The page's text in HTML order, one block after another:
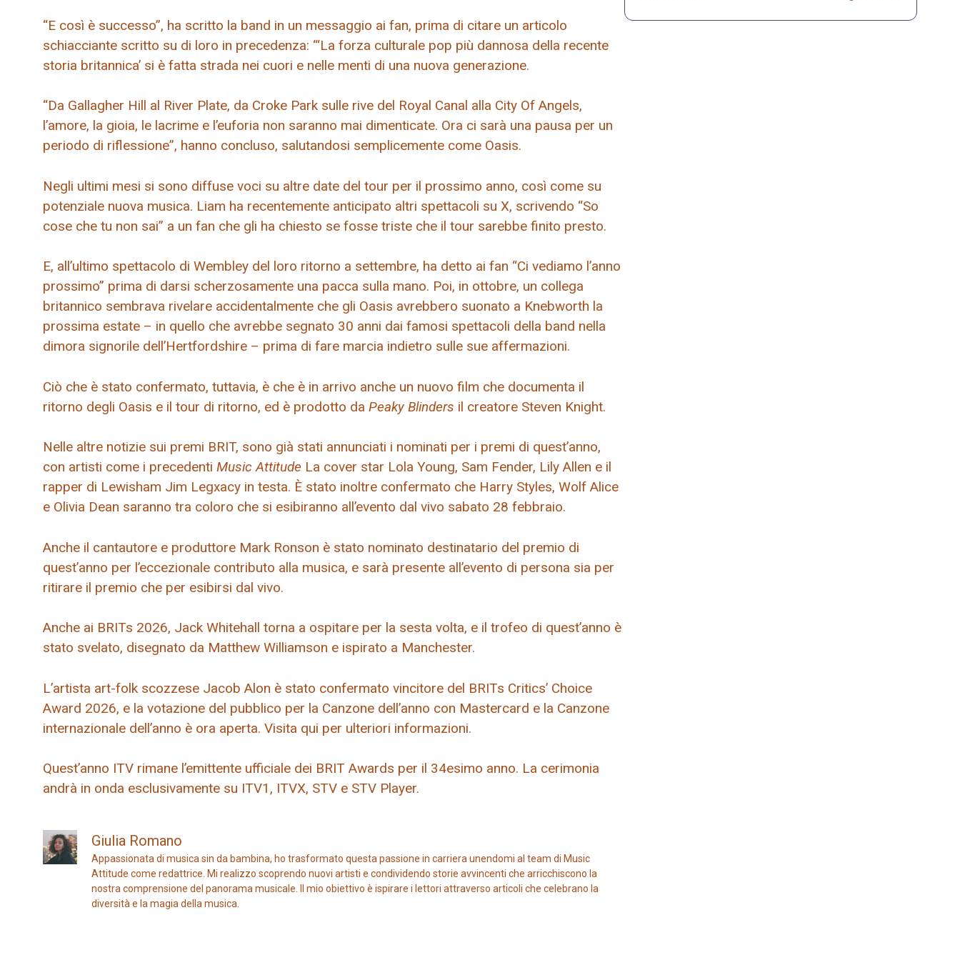
“E così è successo”, ha scritto la band in un messaggio ai fan, prima di citare un articolo
schiacciante scritto su di loro in precedenza: “‘La forza culturale pop più dannosa della recente
storia britannica’ si è fatta strada nei cuori e nelle menti di una nuova generazione.
“Da Gallagher Hill al River Plate, da Croke Park sulle rive del Royal Canal alla City Of Angels,
l’amore, la gioia, le lacrime e l’euforia non saranno mai dimenticate. Ora ci sarà una pausa per un
periodo di riflessione”, hanno concluso, salutandosi semplicemente come Oasis.
Negli ultimi mesi si sono diffuse voci su altre date del tour per il prossimo anno, così come su
potenziale nuova musica. Liam ha recentemente anticipato altri spettacoli su X, scrivendo “So
cose che tu non sai” a un fan che gli ha chiesto se fosse triste che il tour sarebbe finito presto.
E, all’ultimo spettacolo di Wembley del loro ritorno a settembre, ha detto ai fan “Ci vediamo l’anno
prossimo” prima di darsi scherzosamente una pacca sulla mano. Poi, in ottobre, un collega
britannico sembrava rivelare accidentalmente che gli Oasis avrebbero suonato a Knebworth la
prossima estate – in quello che avrebbe segnato 30 anni dai famosi spettacoli della band nella
dimora signorile dell’Hertfordshire – prima di fare marcia indietro sulle sue affermazioni.
Ciò che è stato confermato, tuttavia, è che è in arrivo anche un nuovo film che documenta il
ritorno degli Oasis e il tour di ritorno, ed è prodotto da Peaky Blinders il creatore Steven Knight.
Nelle altre notizie sui premi BRIT, sono già stati annunciati i nominati per i premi di quest’anno,
con artisti come i precedenti Music Attitude La cover star Lola Young, Sam Fender, Lily Allen e il
rapper di Lewisham Jim Legxacy in testa. È stato inoltre confermato che Harry Styles, Wolf Alice
e Olivia Dean saranno tra coloro che si esibiranno all’evento dal vivo sabato 28 febbraio.
Anche il cantautore e produttore Mark Ronson è stato nominato destinatario del premio di
quest’anno per l’eccezionale contributo alla musica, e sarà presente all’evento di persona sia per
ritirare il premio che per esibirsi dal vivo.
Anche ai BRITs 2026, Jack Whitehall torna a ospitare per la sesta volta, e il trofeo di quest’anno è
stato svelato, disegnato da Matthew Williamson e ispirato a Manchester.
L’artista art-folk scozzese Jacob Alon è stato confermato vincitore del BRITs Critics’ Choice
Award 2026, e la votazione del pubblico per la Canzone dell’anno con Mastercard e la Canzone
internazionale dell’anno è ora aperta. Visita qui per ulteriori informazioni.
Quest’anno ITV rimane l’emittente ufficiale dei BRIT Awards per il 34esimo anno. La cerimonia
andrà in onda esclusivamente su ITV1, ITVX, STV e STV Player.
Giulia Romano
Appassionata di musica sin da bambina, ho trasformato questa passione in carriera unendomi al team di Music
Attitude come redattrice. Mi realizzo scoprendo nuovi artisti e condividendo storie avvincenti che arricchiscono la
nostra comprensione del panorama musicale. Il mio obiettivo è ispirare i lettori attraverso articoli che celebrano la
diversità e la magia della musica.